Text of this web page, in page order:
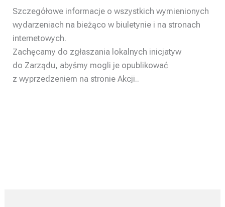
Szczegółowe informacje o wszystkich wymienionych
wydarzeniach na bieżąco w biuletynie i na stronach
internetowych.
Zachęcamy do zgłaszania lokalnych inicjatyw
do Zarządu, abyśmy mogli je opublikować
z wyprzedzeniem na stronie Akcji..